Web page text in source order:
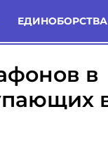
ЕДИНОБОРСТВА
в